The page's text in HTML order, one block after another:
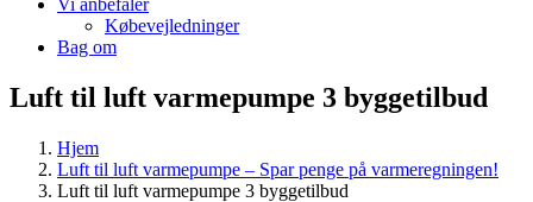
Vi anbefaler
Købevejledninger
Bag om
Luft til luft varmepumpe 3 byggetilbud
Hjem
Luft til luft varmepumpe – Spar penge på varmeregningen!
Luft til luft varmepumpe 3 byggetilbud